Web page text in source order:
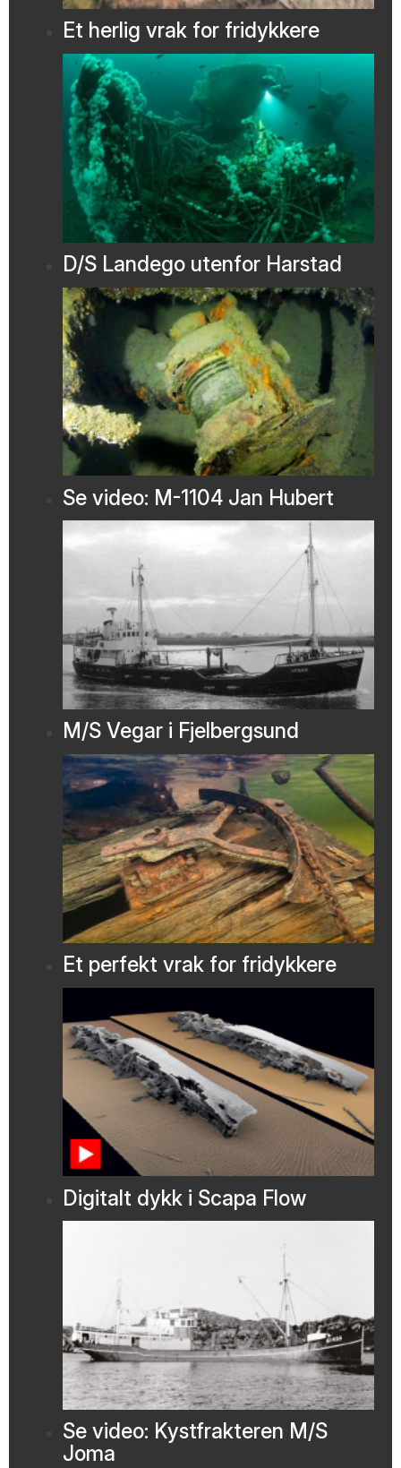
Et herlig vrak for fridykkere
D/S Landego utenfor Harstad
Se video: M-1104 Jan Hubert
M/S Vegar i Fjelbergsund
Et perfekt vrak for fridykkere
Digitalt dykk i Scapa Flow
Se video: Kystfrakteren M/S
Joma